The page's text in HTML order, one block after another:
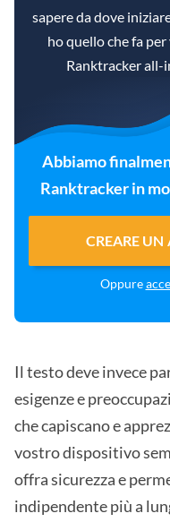
sapere da dove
ho quello che fa
Ranktracker all-
Abbiamo
Ranktracker in
CREARE
Oppure
Il testo deve invece
esigenze e
che capiscano e
vostro dispositivo
offra sicurezza e
indipendente più a